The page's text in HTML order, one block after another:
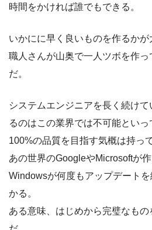
時間をかければ誰でもできる。
いかにに早く良いものを作るかが
職人さんが山奥で一人ツボを作
だ。
システムエンジニアを長く続け
るのはこの業界では不可能といっ
100%の品質を目指す気概は持っ
あの世界のGoogleやMicrosoftが
Windowsが何度もアップデート
かる。
ある意味、はじめから完璧なも